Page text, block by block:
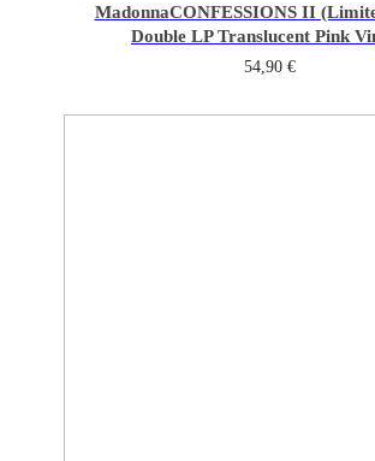
MadonnaCONFESSIONS II
Double LP Translucent Pink
54,90 €